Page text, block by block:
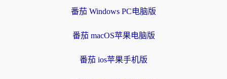
番茄 Windows PC电脑版
番茄 macOS苹果电脑版
番茄 ios苹果手机版